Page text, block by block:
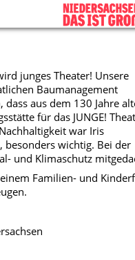
junges Theater! Unsere
Baumanagement
dass aus dem 130 Jahre
für das JUNGE!
war Iris
besonders wichtig. Bei der
und Klimaschutz
Familien- und